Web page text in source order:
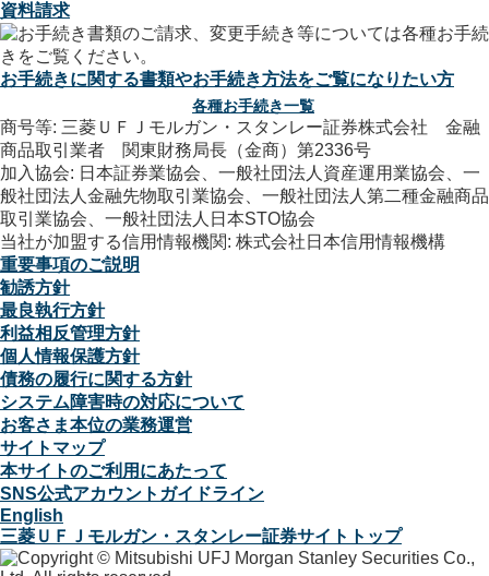
資料請求
お手続きに関する書類やお手続き方法をご覧になりたい方
各種お手続き一覧
商号等: 三菱ＵＦＪモルガン・スタンレー証券株式会社 金融
商品取引業者 関東財務局長（金商）第2336号
加入協会: 日本証券業協会、一般社団法人資産運用業協会、一
般社団法人金融先物取引業協会、一般社団法人第二種金融商品
取引業協会、一般社団法人日本STO協会
当社が加盟する信用情報機関: 株式会社日本信用情報機構
重要事項のご説明
勧誘方針
最良執行方針
利益相反管理方針
個人情報保護方針
債務の履行に関する方針
システム障害時の対応について
お客さま本位の業務運営
サイトマップ
本サイトのご利用にあたって
SNS公式アカウントガイドライン
English
三菱ＵＦＪモルガン・スタンレー証券サイトトップ